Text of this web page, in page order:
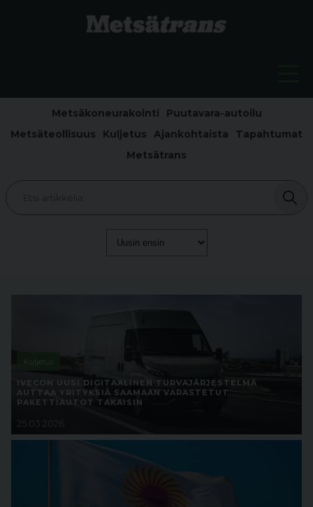
Metsäkoneurakointi
Puutavara-autoilu
Metsäteollisuus
Kuljetus Ajankohtaista
Tapahtumat
Metsätrans
Kuljetus
IVECON UUSI DIGITAALINEN TURVAJÄRJESTELMÄ
AUTTAA YRITYKSIÄ SAAMAAN VARASTETUT
PAKETTIAUTOT TAKAISIN
25.03.2026